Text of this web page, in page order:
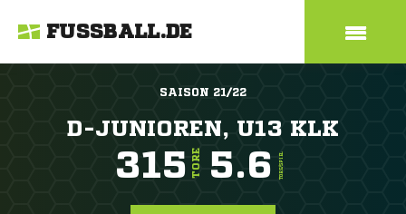
FUSSBALL.DE
SAISON 21/22
D-JUNIOREN, U13 KLK
315 TORE 5.6 TORE/SPIEL